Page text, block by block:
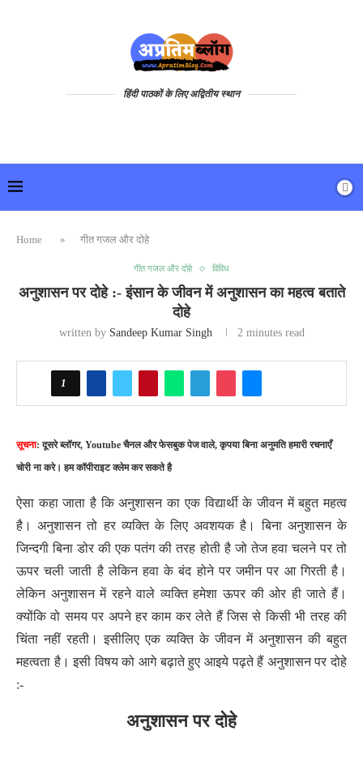
हिंदी पाठकों के लिए अद्वितीय स्थान
Home » गीत गजल और दोहे
गीत गजल और दोहे विविध
अनुशासन पर दोहे :- इंसान के जीवन में अनुशासन का महत्व बताते
दोहे
written by Sandeep Kumar Singh 2 minutes read
1
सूचना: दूसरे ब्लॉगर, Youtube चैनल और फेसबुक पेज वाले, कृपया बिना अनुमति हमारी रचनाएँ
चोरी ना करे। हम कॉपीराइट क्लेम कर सकते है
ऐसा कहा जाता है कि अनुशासन का एक विद्यार्थी के जीवन में बहुत महत्व
है। अनुशासन तो हर व्यक्ति के लिए अवशयक है। बिना अनुशासन के
जिन्दगी बिना डोर की एक पतंग की तरह होती है जो तेज हवा चलने पर तो
ऊपर चली जाती है लेकिन हवा के बंद होने पर जमीन पर आ गिरती है।
लेकिन अनुशासन में रहने वाले व्यक्ति हमेशा ऊपर की ओर ही जाते हैं।
क्योंकि वो समय पर अपने हर काम कर लेते हैं जिस से किसी भी तरह की
चिंता नहीं रहती। इसीलिए एक व्यक्ति के जीवन में अनुशासन की बहुत
महत्वता है। इसी विषय को आगे बढ़ाते हुए आइये पढ़ते हैं अनुशासन पर दोहे
:-
अनुशासन पर दोहे